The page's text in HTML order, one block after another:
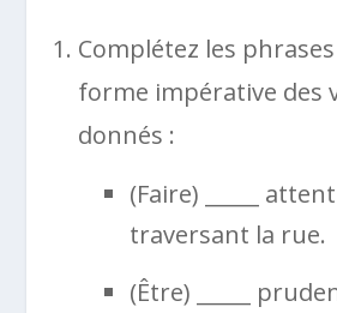
Complétez les phrases
forme impérative des
donnés :
(Faire) _____
traversant la rue.
(Être) _____